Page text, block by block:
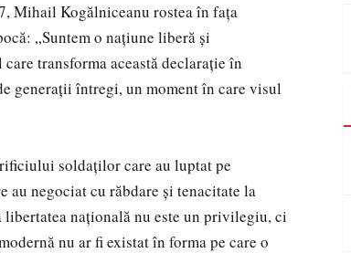
Mihail Kogălniceanu rostea în fața
„Suntem o națiune liberă și
transforma această declarație în
generații întregi, un moment în care visul
soldaților care au luptat pe
negociat cu răbdare și tenacitate la
națională nu este un privilegiu, ci
nu ar fi existat în forma pe care o